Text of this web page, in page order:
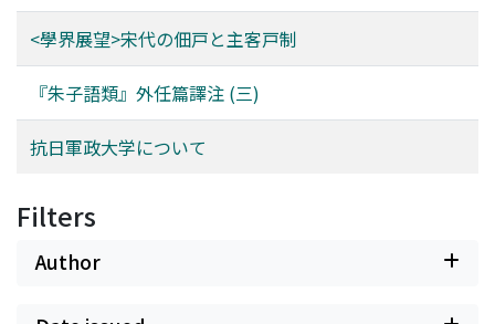
<學界展望>宋代の佃戸と主客戸制
『朱子語類』外任篇譯注 (三)
抗日軍政大学について
Filters
Author